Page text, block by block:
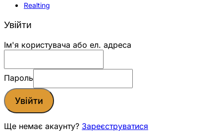
Realting
Увійти
Ім'я користувача або ел. адреса
Пароль
Увійти
Ще немає акаунту? Зареєструватися